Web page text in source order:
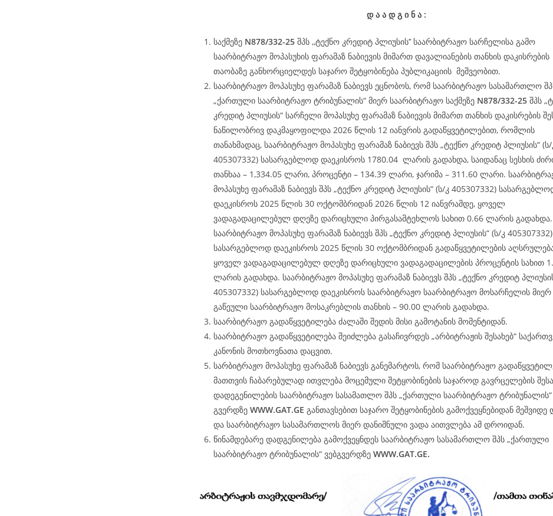
დ ა ა დ გ ი ნ ა :
საქმეზე N878/332-25 შპს ,,ტექნო კრედიტ პლიუსის’’ საარბიტრაჟო სარჩელისა გამო
საარბიტრაჟო მოპასუხის ფარამაზ ნაბიევის მიმართ დავალიანების თანხის დაკისრების
თაობაზე განხორციელდეს საჯარო შეტყობინება პუბლიკაციის მეშვეობით.
საარბიტრაჟო მოპასუხე ფარამაზ ნაბიევს ეცნობოს, რომ საარბიტრაჟო სასამართლო
„ქართული საარბიტრაჟო ტრიბუნალის“ მიერ საარბიტრაჟო საქმეზე N878/332-25 შპს
კრედიტ პლიუსის“ სარჩელი მოპასუხე ფარამაზ ნაბიევის მიმართ თანხის დაკისრების
ნაწილობრივ დაკმაყოფილდა 2026 წლის 12 იანვრის გადაწყვეტილებით, რომლის
თანახმადაც, საარბიტრაჟო მოპასუხე ფარამაზ ნაბიევს შპს „ტექნო კრედიტ პლიუსის“
405307332) სასარგებლოდ დაეკისროს 1780.04 ლარის გადახდა, საიდანაც სესხის
თანხაა – 1,334.05 ლარი, პროცენტი – 134.39 ლარი, ჯარიმა – 311.60 ლარი.
მოპასუხე ფარამაზ ნაბიევს შპს „ტექნო კრედიტ პლიუსის“ (ს/კ 405307332)
დაეკისროს 2025 წლის 30 ოქტომბრიდან 2026 წლის 12 იანვრამდე, ყოველ
ვადაგადაცილებულ დღეზე დარიცხული პირგასამტეხლოს სახით 0.66 ლარის გადახდა.
საარბიტრაჟო მოპასუხე ფარამაზ ნაბიევს შპს „ტექნო კრედიტ პლიუსის“ (ს/კ 405307332)
სასარგებლოდ დაეკისროს 2025 წლის 30 ოქტომბრიდან გადაწყვეტილების
ყოველ ვადაგადაცილებულ დღეზე დარიცხული ვადაგადაცილების პროცენტის სახით
ლარის გადახდა. საარბიტრაჟო მოპასუხე ფარამაზ ნაბიევს შპს „ტექნო კრედიტ
405307332) სასარგებლოდ დაეკისროს საარბიტრაჟო საარბიტრაჟო მოსარჩელის მიერ
გაწეული საარბიტრაჟო მოსაკრებლის თანხის – 90.00 ლარის გადახდა.
საარბიტრაჟო გადაწყვეტილება ძალაში შედის მისი გამოტანის მომენტიდან.
საარბიტრაჟო გადაწყვეტილება შეიძლება გასაჩივრდეს „არბიტრაჟის შესახებ“
კანონის მოთხოვნათა დაცვით.
სარბიტრაჟო მოპასუხე ფარამაზ ნაბიევს განემარტოს, რომ საარბიტრაჟო
მათთვის ჩაბარებულად ითვლება მოცემული შეტყობინების საჯაროდ გავრცელების
დადეგენილების საარბიტრაჟო სასამათლო შპს „ქართული საარბიტრაჟო ტრიბუნალის“
გვერდზე WWW.GAT.GE განთავსებით საჯარო შეტყობინების გამოქვეყნებიდან მეშვიდე
და საარბიტრაჟო სასამართლოს მიერ დანიშნული ვადა აითვლება ამ დროიდან.
წინამდებარე დადგენილება გამოქვეყნდეს საარბიტრაჟო სასამართლო შპს „ქართული
საარბიტრაჟო ტრიბუნალის“ ვებგვერდზე WWW.GAT.GE.